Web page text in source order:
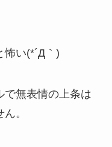
怖い(*´Д｀)
で無表情の上条は
。